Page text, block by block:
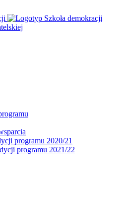
programu 2020/21
programu 2021/22